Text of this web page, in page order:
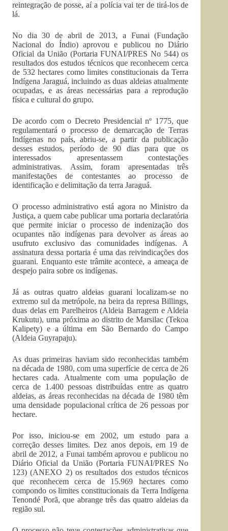
reintegração de posse, aí a polícia vai ter de tirá-los de
lá.
No dia 30 de abril de 2013, a Funai (Fundação
Nacional do Índio) aprovou e publicou no Diário
Oficial da União (Portaria FUNAI/PRES No 544) os
resultados dos estudos técnicos que reconhecem cerca
de 532 hectares como limites constitucionais da Terra
Indígena Jaraguá, incluindo as duas aldeias atualmente
ocupadas, e as áreas necessárias para a reprodução
física e cultural do grupo.
De acordo com o Decreto Presidencial nº 1775, que
regulamentará o processo de demarcação de Terras
Indígenas no país, abriu-se, a partir da publicação
desses estudos, período de 90 dias para que os
interessados apresentassem contestações
administrativas. Assim, foram apresentadas três
manifestações de contestantes ao processo de
identificação e delimitação da terra Jaraguá.
O processo administrativo está agora no Ministro da
Justiça, a quem cabe publicar uma portaria declaratória
que permite iniciar o processo de indenização dos
ocupantes não indígenas para devolver as áreas ao
usufruto exclusivo das comunidades indígenas. A
assinatura dessa portaria é uma das reivindicações dos
guarani. Enquanto este trâmite acontece, a ameaça de
despejo paira sobre os indígenas.
Já as outras quatro aldeias guarani localizam-se no
extremo sul da metrópole, na beira da represa Billings,
duas delas em Parelheiros (Aldeia Barragem e Aldeia
Krukutu), uma próxima ao distrito de Marsilac (Tekoa
Kalipety) e a última em São Bernardo do Campo
(Aldeia Guyrapaju).
As duas primeiras haviam sido reconhecidas também
na década de 1980, com uma superfície de cerca de 26
hectares cada. Atualmente com uma população de
cerca de 1.400 pessoas distribuídas entre as quatro
aldeias, as áreas reconhecidas na década de 1980 têm
uma densidade populacional crítica de 26 pessoas por
hectare.
Por isso, iniciou-se em 2002, um estudo para a
correção desses limites. Dez anos depois, em 19 de
abril de 2012, a Funai também aprovou e publicou no
Diário Oficial da União (Portaria FUNAI/PRES No
123) (ANEXO 2) os resultados dos estudos técnicos
que reconhecem cerca de 15.969 hectares como
compondo os limites constitucionais da Terra Indígena
Tenondé Porã, que abrange três das quatro aldeias da
região sul.